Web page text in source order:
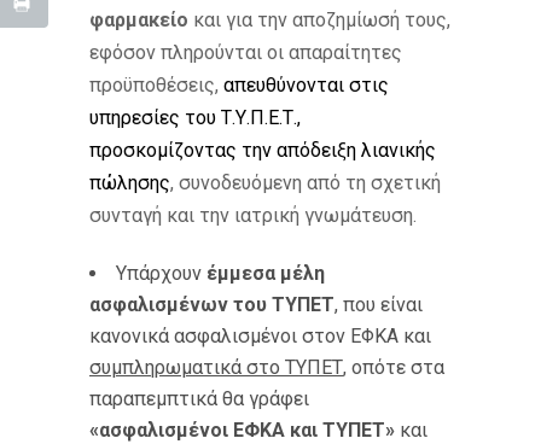
φαρμακείο και για την αποζημίωσή τους,
εφόσον πληρούνται οι απαραίτητες
προϋποθέσεις, απευθύνονται στις
υπηρεσίες του Τ.Υ.Π.Ε.Τ.,
προσκομίζοντας την απόδειξη λιανικής
πώλησης, συνοδευόμενη από τη σχετική
συνταγή και την ιατρική γνωμάτευση.
Υπάρχουν έμμεσα μέλη
ασφαλισμένων του ΤΥΠΕΤ, που είναι
κανονικά ασφαλισμένοι στον ΕΦΚΑ και
συμπληρωματικά στο ΤΥΠΕΤ, οπότε στα
παραπεμπτικά θα γράφει
«ασφαλισμένοι ΕΦΚΑ και ΤΥΠΕΤ» και